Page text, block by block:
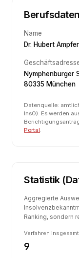
Berufsdaten
Name
Dr. Hubert Ampferl
Nymphenburger
80335 München
Datenquelle:
InsO). Es werden
Portal.
Statistik
Aggregierte
Ranking, sondern
Verfahren insgesamt
9